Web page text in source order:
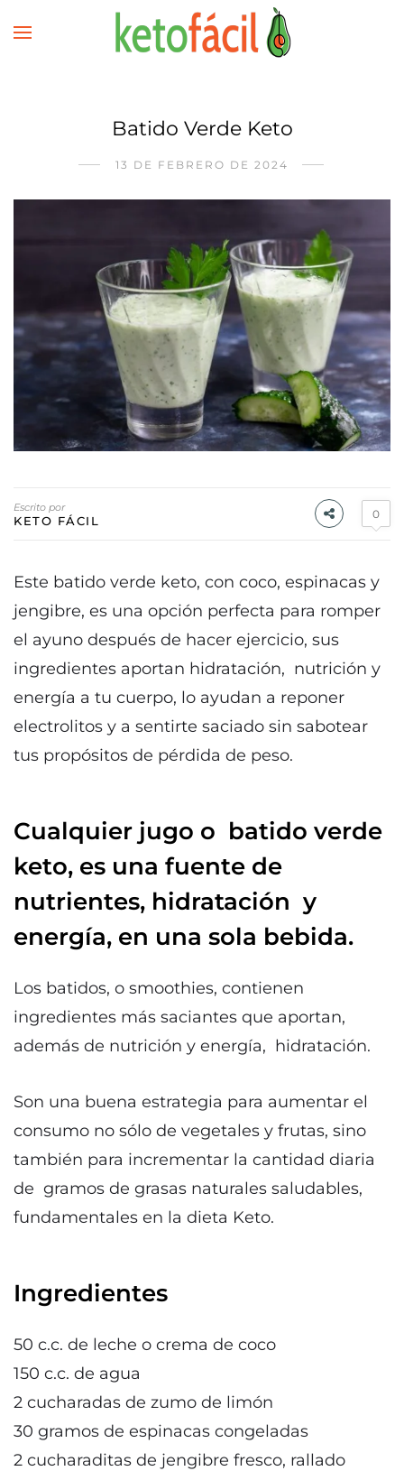
Batido Verde Keto
13 DE FEBRERO DE 2024
Escrito por
KETO FÁCIL 0
Este batido verde keto, con coco, espinacas y
jengibre, es una opción perfecta para romper
el ayuno después de hacer ejercicio, sus
ingredientes aportan hidratación, nutrición y
energía a tu cuerpo, lo ayudan a reponer
electrolitos y a sentirte saciado sin sabotear
tus propósitos de pérdida de peso.
Cualquier jugo o batido verde
keto, es una fuente de
nutrientes, hidratación y
energía, en una sola bebida.
Los batidos, o smoothies, contienen
ingredientes más saciantes que aportan,
además de nutrición y energía, hidratación.
Son una buena estrategia para aumentar el
consumo no sólo de vegetales y frutas, sino
también para incrementar la cantidad diaria
de gramos de grasas naturales saludables,
fundamentales en la dieta Keto.
Ingredientes
50 c.c. de leche o crema de coco
150 c.c. de agua
2 cucharadas de zumo de limón
30 gramos de espinacas congeladas
2 cucharaditas de jengibre fresco, rallado